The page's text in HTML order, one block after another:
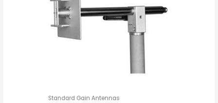
Standard Gain Antennas